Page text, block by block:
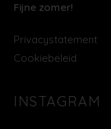
Fijne zomer!
Privacystatement
Cookiebeleid
INSTAGRAM